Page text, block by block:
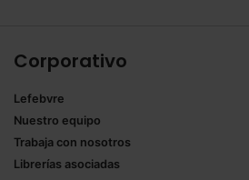
Corporativo
Lefebvre
Nuestro equipo
Trabaja con nosotros
Librerías asociadas